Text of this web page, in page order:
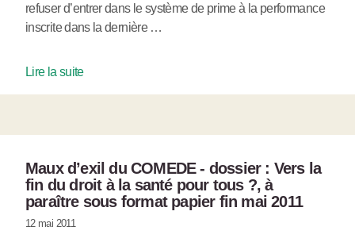
refuser d’entrer dans le système de prime à la performance
inscrite dans la dernière …
Lire la suite
Maux d’exil du COMEDE - dossier : Vers la
fin du droit à la santé pour tous ?, à
paraître sous format papier fin mai 2011
12 mai 2011